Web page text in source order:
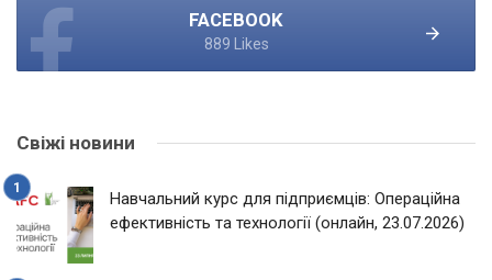
FACEBOOK
889 Likes
Свіжі новини
Навчальний курс для підприємців: Операційна
ефективність та технології (онлайн, 23.07.2026)